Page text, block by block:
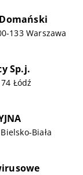
133 Warszawa
Sp.j.
Łódź
Biała